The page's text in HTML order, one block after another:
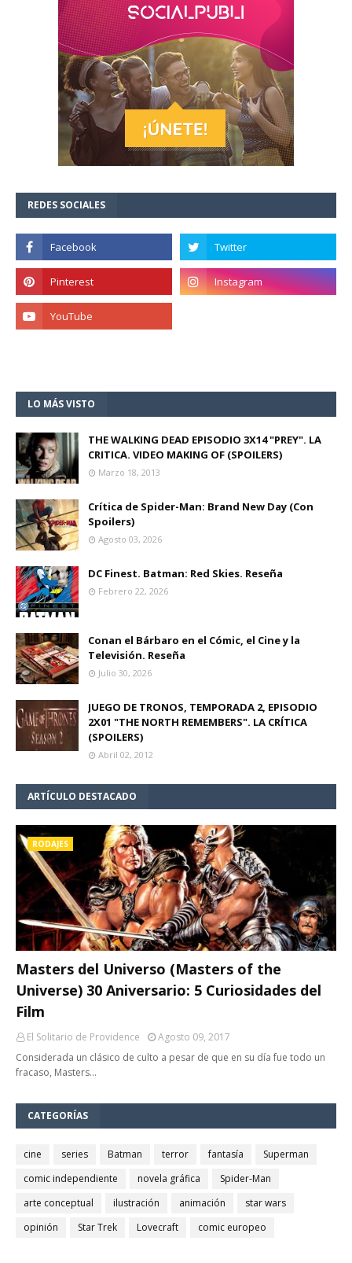
REDES SOCIALES
LO MÁS VISTO
THE WALKING DEAD EPISODIO 3X14 "PREY". LA
CRITICA. VIDEO MAKING OF (SPOILERS)
Marzo 18, 2013
Crítica de Spider-Man: Brand New Day (Con
Spoilers)
Agosto 03, 2026
DC Finest. Batman: Red Skies. Reseña
Febrero 22, 2026
Conan el Bárbaro en el Cómic, el Cine y la
Televisión. Reseña
Julio 30, 2026
JUEGO DE TRONOS, TEMPORADA 2, EPISODIO
2X01 "THE NORTH REMEMBERS". LA CRÍTICA
(SPOILERS)
Abril 02, 2012
ARTÍCULO DESTACADO
RODAJES
Masters del Universo (Masters of the
Universe) 30 Aniversario: 5 Curiosidades del
Film
El Solitario de Providence
Agosto 09, 2017
Considerada un clásico de culto a pesar de que en su día fue todo un
fracaso, Masters…
CATEGORÍAS
cine series Batman terror fantasía
Superman
comic independiente
novela gráfica
Spider-Man
arte conceptual
ilustración animación
star wars
opinión
Star Trek Lovecraft comic europeo